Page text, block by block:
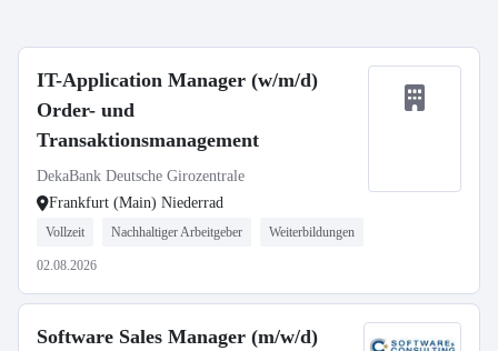
IT-Application Manager (w/m/d)
Order- und
Transaktionsmanagement
DekaBank Deutsche Girozentrale
Frankfurt (Main) Niederrad
Vollzeit Nachhaltiger Arbeitgeber Weiterbildungen
02.08.2026
Software Sales Manager (m/w/d)